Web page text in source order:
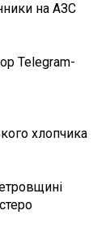
на АЗС
Telegram-
хлопчика